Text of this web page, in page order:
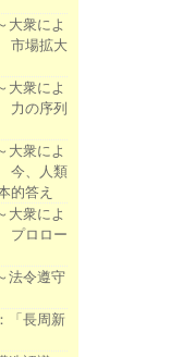
大衆によ
市場拡大
大衆によ
力の序列
大衆によ
今、人類
的答え
大衆によ
プロロー
法令遵守
「長周新